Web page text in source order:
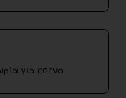
για εσένα